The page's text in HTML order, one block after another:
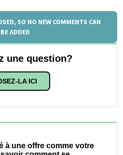
SO NO NEW COMMENTS CAN
BE ADDED
une question?
LA ICI
à une offre comme votre